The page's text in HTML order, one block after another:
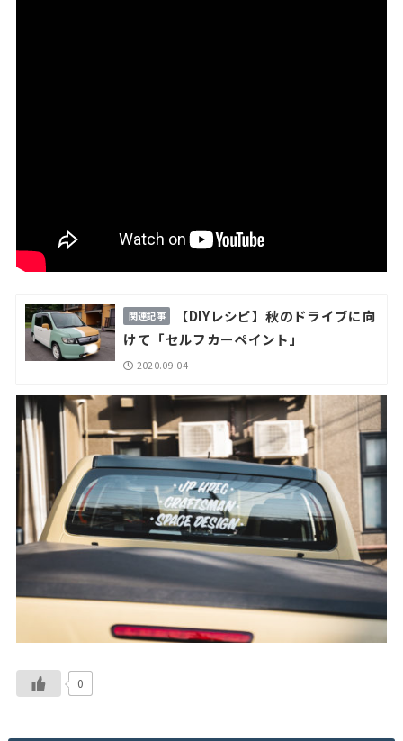
【DIYレシピ】秋のドライブに向
けて「セルフカーペイント」
2020.09.04
0